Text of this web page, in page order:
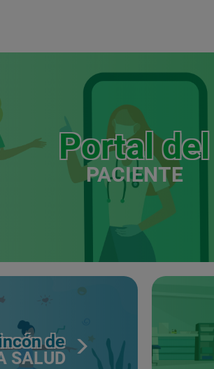
Portal del
PACIENTE
de
SALUD